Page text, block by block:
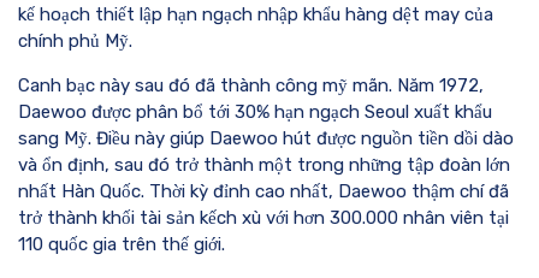
kế hoạch thiết lập hạn ngạch nhập khẩu hàng dệt may của
chính phủ Mỹ.
Canh bạc này sau đó đã thành công mỹ mãn. Năm 1972,
Daewoo được phân bổ tới 30% hạn ngạch Seoul xuất khẩu
sang Mỹ. Điều này giúp Daewoo hút được nguồn tiền dồi dào
và ổn định, sau đó trở thành một trong những tập đoàn lớn
nhất Hàn Quốc. Thời kỳ đỉnh cao nhất, Daewoo thậm chí đã
trở thành khối tài sản kếch xù với hơn 300.000 nhân viên tại
110 quốc gia trên thế giới.